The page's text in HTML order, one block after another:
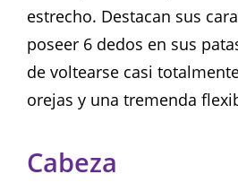
estrecho. Destacan sus
poseer 6 dedos en sus
de voltearse casi
orejas y una tremenda
Cabeza